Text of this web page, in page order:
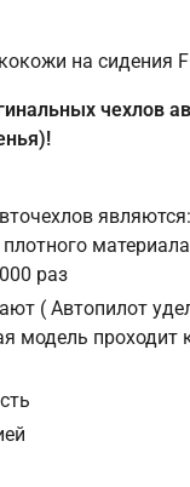
на сидения
чехлов
являются:
раз
( Автопилот
модель